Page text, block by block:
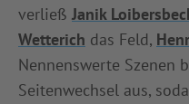
verließ Janik
Wetterich das Feld,
Nennenswerte Szenen
Seitenwechsel aus,